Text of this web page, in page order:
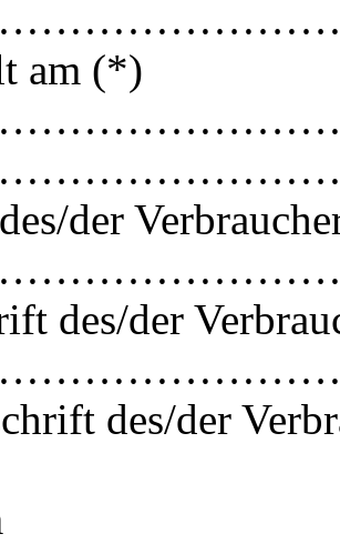
am (*)
der
des/der
des/der